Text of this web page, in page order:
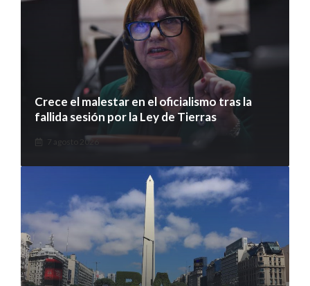
Crece el malestar en el oficialismo tras la
fallida sesión por la Ley de Tierras
7 agosto 2026